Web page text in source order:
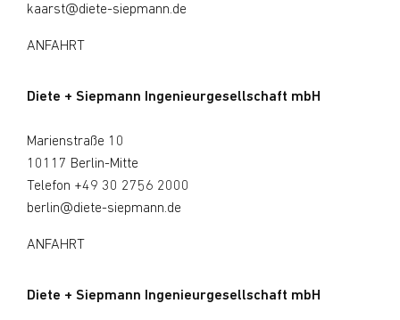
kaarst@diete-siepmann.de
ANFAHRT
Diete + Siepmann Ingenieurgesellschaft mbH
Marienstraße 10
10117 Berlin-Mitte
Telefon +49 30 2756 2000
berlin@diete-siepmann.de
ANFAHRT
Diete + Siepmann Ingenieurgesellschaft mbH